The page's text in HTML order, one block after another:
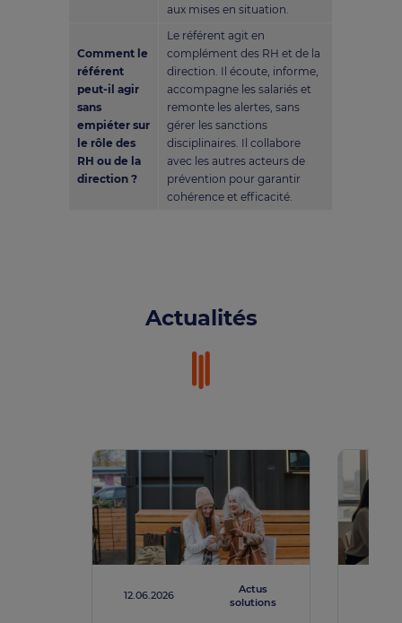
aux mises en situation.
Comment le
référent
peut-il agir
sans
empiéter sur
le rôle des
RH ou de la
direction ?
Le référent agit en
complément des RH et de la
direction. Il écoute, informe,
accompagne les salariés et
remonte les alertes, sans
gérer les sanctions
disciplinaires. Il collabore
avec les autres acteurs de
prévention pour garantir
cohérence et efficacité.
Actualités
12.06.2026
Actus
solutions